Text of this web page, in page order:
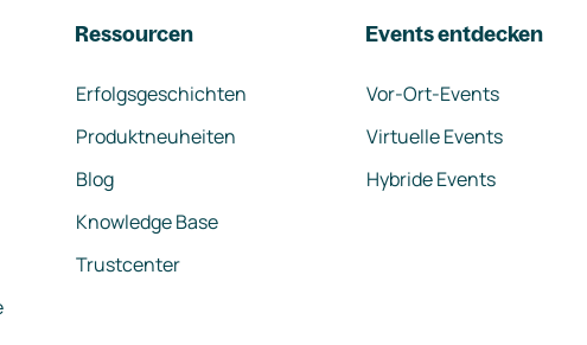
Ressourcen
Erfolgsgeschichten
Produktneuheiten
Blog
Knowledge Base
Trustcenter
Events entdecken
Vor-Ort-Events
Virtuelle Events
Hybride Events